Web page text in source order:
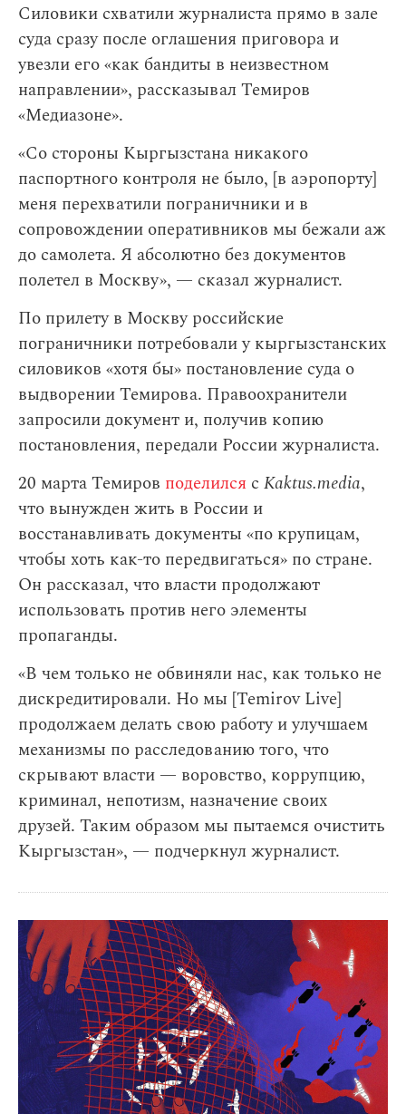
Силовики схватили журналиста прямо в зале
суда сразу после оглашения приговора и
увезли его «как бандиты в неизвестном
направлении», рассказывал Темиров
«Медиазоне».
«Со стороны Кыргызстана никакого
паспортного контроля не было, [в аэропорту]
меня перехватили пограничники и в
сопровождении оперативников мы бежали аж
до самолета. Я абсолютно без документов
полетел в Москву», — сказал журналист.
По прилету в Москву российские
пограничники потребовали у кыргызстанских
силовиков «хотя бы» постановление суда о
выдворении Темирова. Правоохранители
запросили документ и, получив копию
постановления, передали России журналиста.
20 марта Темиров поделился с Kaktus.media,
что вынужден жить в России и
восстанавливать документы «по крупицам,
чтобы хоть как-то передвигаться» по стране.
Он рассказал, что власти продолжают
использовать против него элементы
пропаганды.
«В чем только не обвиняли нас, как только не
дискредитировали. Но мы [Temirov Live]
продолжаем делать свою работу и улучшаем
механизмы по расследованию того, что
скрывают власти — воровство, коррупцию,
криминал, непотизм, назначение своих
друзей. Таким образом мы пытаемся очистить
Кыргызстан», — подчеркнул журналист.